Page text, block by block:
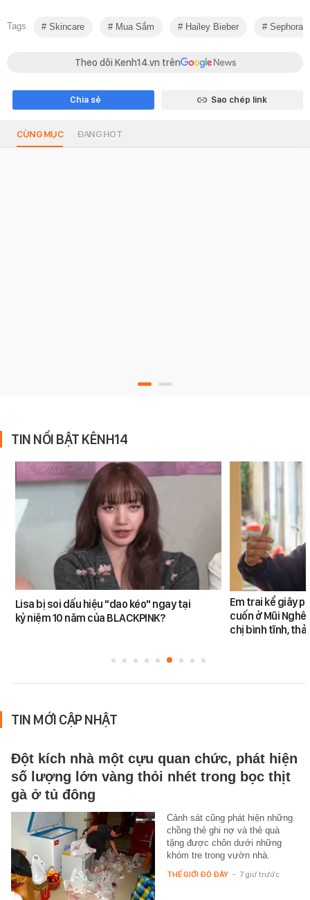
Tags Skincare Mua Sắm Hailey Bieber Sephora
Theo dõi Kenh14.vn trên
Chia sẻ Sao chép link
CÙNG MỤC ĐANG HOT
TIN NỔI BẬT KÊNH14
Lisa bị soi dấu hiệu "dao kéo" ngay tại
kỷ niệm 10 năm của BLACKPINK?
Em trai kể giây
cuốn ở Mũi
chị bình tĩnh,
TIN MỚI CẬP NHẬT
Đột kích nhà một cựu quan chức, phát hiện
số lượng lớn vàng thỏi nhét trong bọc thịt
gà ở tủ đông
Cảnh sát cũng phát hiện những
chồng thẻ ghi nợ và thẻ quà
tặng được chôn dưới những
khóm tre trong vườn nhà.
THẾ GIỚI ĐÓ ĐÂY - 7 giờ trước